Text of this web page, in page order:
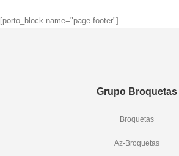
[porto_block name="page-footer"]
Grupo Broquetas
Broquetas
Az-Broquetas